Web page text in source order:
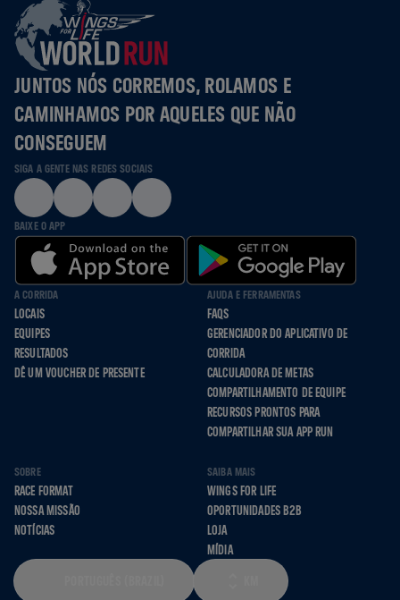
JUNTOS NÓS CORREMOS, ROLAMOS E
CAMINHAMOS POR AQUELES QUE NÃO
CONSEGUEM
SIGA A GENTE NAS REDES SOCIAIS
BAIXE O APP
A CORRIDA
LOCAIS
EQUIPES
RESULTADOS
DÊ UM VOUCHER DE PRESENTE
AJUDA E FERRAMENTAS
FAQS
GERENCIADOR DO APLICATIVO DE
CORRIDA
CALCULADORA DE METAS
COMPARTILHAMENTO DE EQUIPE
RECURSOS PRONTOS PARA
COMPARTILHAR SUA APP RUN
SOBRE
RACE FORMAT
NOSSA MISSÃO
NOTÍCIAS
SAIBA MAIS
WINGS FOR LIFE
OPORTUNIDADES B2B
LOJA
MÍDIA